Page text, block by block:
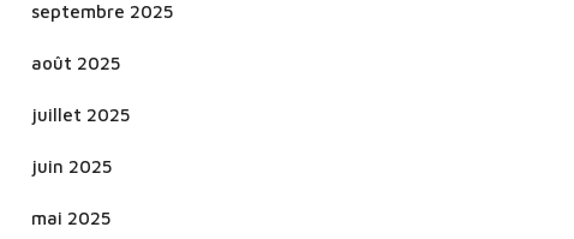
septembre 2025
août 2025
juillet 2025
juin 2025
mai 2025